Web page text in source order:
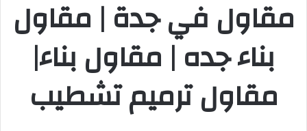
مقاول في جدة | مقاول
بناء جده | مقاول بناء|
مقاول ترميم تشطيب